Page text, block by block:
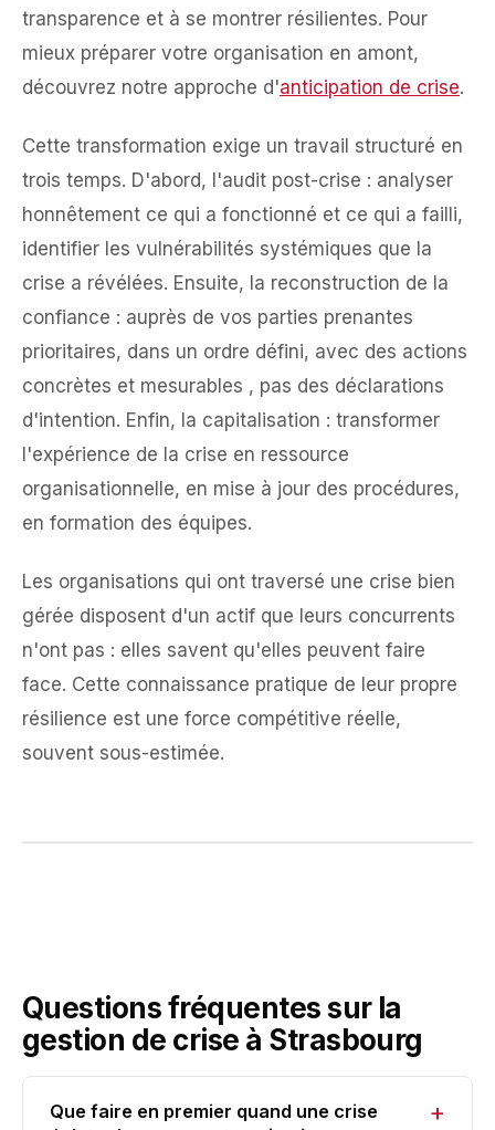
transparence et à se montrer résilientes. Pour
mieux préparer votre organisation en amont,
découvrez notre approche d'anticipation de crise.
Cette transformation exige un travail structuré en
trois temps. D'abord, l'audit post-crise : analyser
honnêtement ce qui a fonctionné et ce qui a failli,
identifier les vulnérabilités systémiques que la
crise a révélées. Ensuite, la reconstruction de la
confiance : auprès de vos parties prenantes
prioritaires, dans un ordre défini, avec des actions
concrètes et mesurables , pas des déclarations
d'intention. Enfin, la capitalisation : transformer
l'expérience de la crise en ressource
organisationnelle, en mise à jour des procédures,
en formation des équipes.
Les organisations qui ont traversé une crise bien
gérée disposent d'un actif que leurs concurrents
n'ont pas : elles savent qu'elles peuvent faire
face. Cette connaissance pratique de leur propre
résilience est une force compétitive réelle,
souvent sous-estimée.
Questions fréquentes sur la
gestion de crise à Strasbourg
Que faire en premier quand une crise
+